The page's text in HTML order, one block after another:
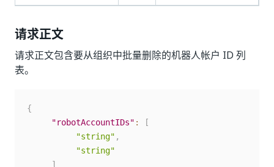
请求正文
请求正文包含要从组织中批量删除的机器人帐户 ID 列
表。
{
"robotAccountIDs" :
[
"string" ,
"string"
]